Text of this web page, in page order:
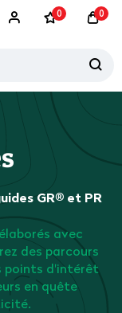
0 0
GR® et PR
avec
des parcours
points d'intérêt
en quête